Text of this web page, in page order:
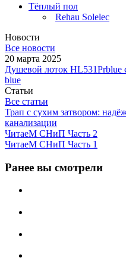
Тёплый пол
Rehau Solelec
Новости
Все новости
20 марта 2025
Душевой лоток
blue
Статьи
Все статьи
Трап с сухим затвором:
канализации
ЧитаеМ СНиП Часть 2
ЧитаеМ СНиП Часть 1
Ранее вы смотрели